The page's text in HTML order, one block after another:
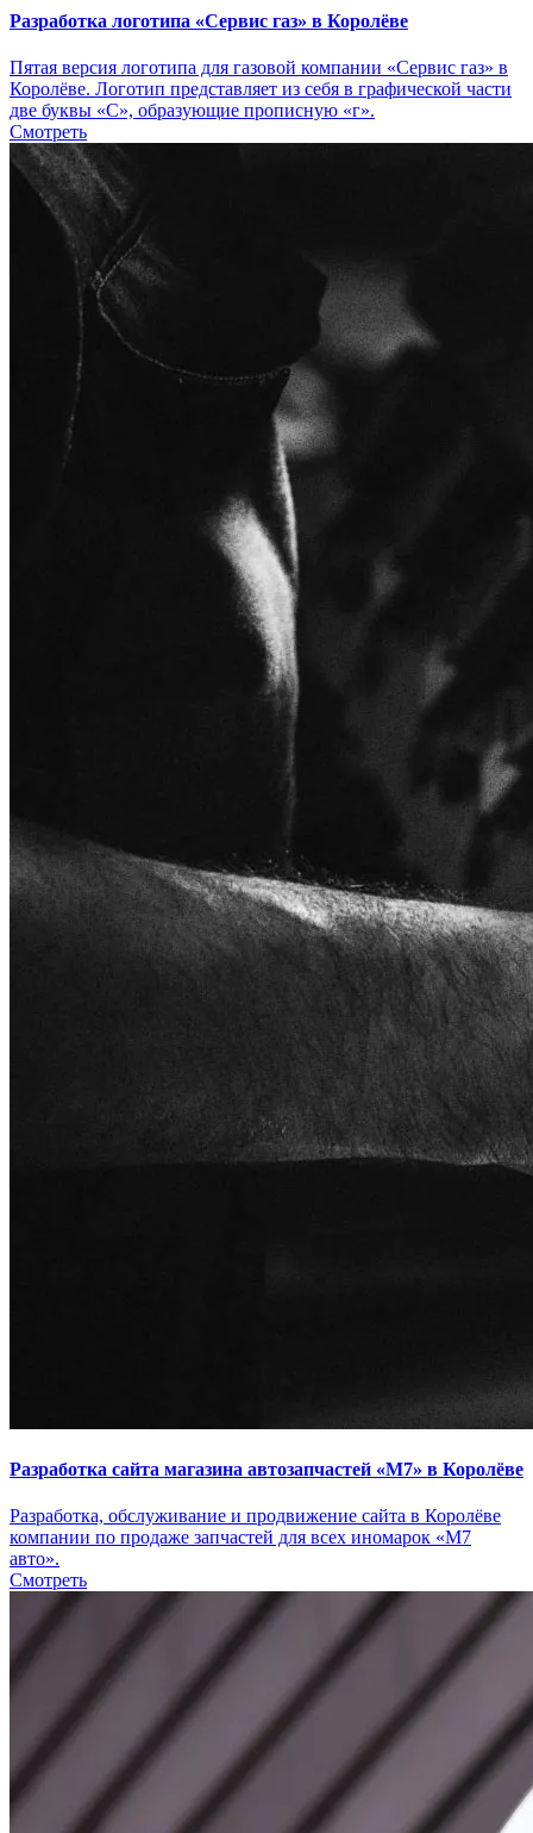
Разработка логотипа «Сервис газ» в Королёве
Пятая версия логотипа для газовой компании «Сервис газ» в
Королёве. Логотип представляет из себя в графической части
две буквы «С», образующие прописную «г».
Смотреть
Разработка сайта магазина автозапчастей «М7» в Королёве
Разработка, обслуживание и продвижение сайта в Королёве
компании по продаже запчастей для всех иномарок «М7
авто».
Смотреть